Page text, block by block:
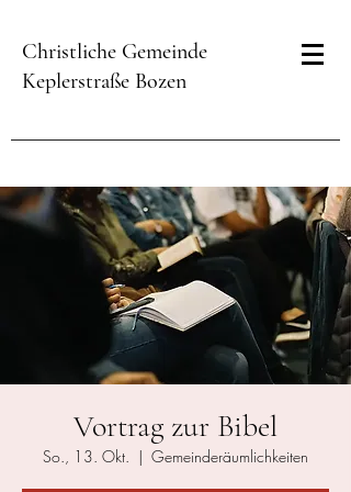
Christliche Gemeinde
Keplerstraße Bozen
Vortrag zur Bibel
So., 13. Okt.
  |
Gemeinderäumlichkeiten